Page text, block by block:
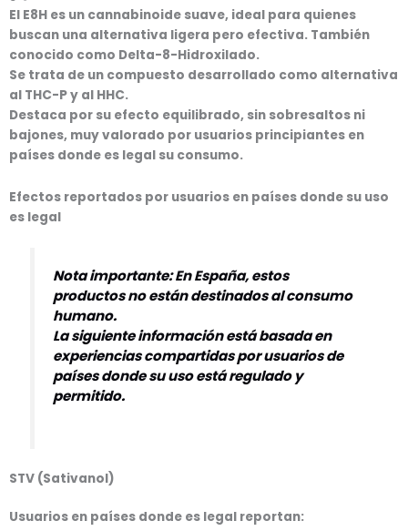
El E8H es un cannabinoide suave, ideal para quienes
buscan una alternativa ligera pero efectiva. También
conocido como Delta-8-Hidroxilado.
Se trata de un compuesto desarrollado como alternativa
al THC-P y al HHC.
Destaca por su efecto equilibrado, sin sobresaltos ni
bajones, muy valorado por usuarios principiantes en
países donde es legal su consumo.
Efectos reportados por usuarios en países donde su uso
es legal
Nota importante:En España, estos
productos no están destinados al consumo
humano.
La siguiente información está basada en
experiencias compartidas por usuariosde
países donde su uso está regulado y
permitido.
STV (Sativanol)
Usuarios en países donde es legal reportan: